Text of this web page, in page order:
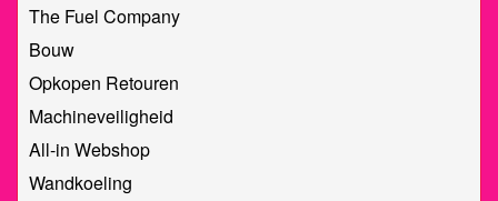
The Fuel Company
Bouw
Opkopen Retouren
Machineveiligheid
All-in Webshop
Wandkoeling